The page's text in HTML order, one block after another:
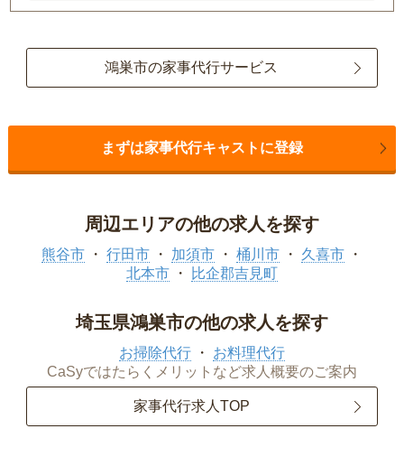
鴻巣市の家事代行サービス
まずは家事代行キャストに登録
周辺エリアの他の求人を探す
熊谷市 行田市 加須市 桶川市
久喜市
北本市
比企郡吉見町
埼玉県鴻巣市の他の求人を探す
お掃除代行
お料理代行
CaSyではたらくメリットなど求人概要のご案内
家事代行求人TOP